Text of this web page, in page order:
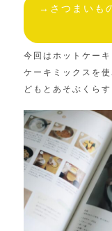
→さつまいも
今回はホットケー
ケーキミックスを
どもとあそぶくら